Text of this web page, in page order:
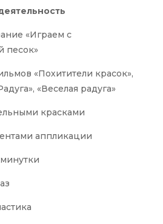
«Играем с
песок»
«Похитители красок»,
«Веселая радуга»
красками
аппликации